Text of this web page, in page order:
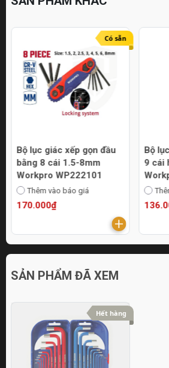
Có sẵn
Bộ lục giác xếp gọn đầu
bằng 8 cái 1.5-8mm
Workpro WP222101
Thêm vào báo giá
170.000₫
Bộ
9 cái
SẢN PHẨM ĐÃ XEM
Hết hàng